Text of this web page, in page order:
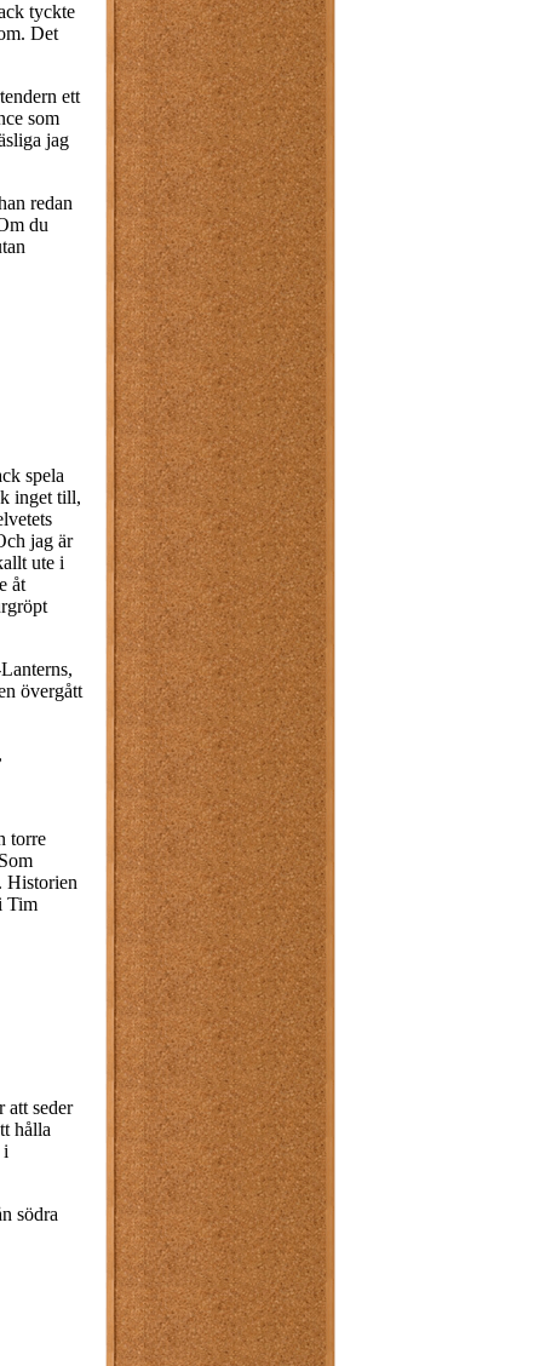
tyckte
Det
ett
som
jag
redan
du
spela
inget till,
jag är
ute i
åt
övergått
torre
Historien
Tim
att seder
hålla
i
södra